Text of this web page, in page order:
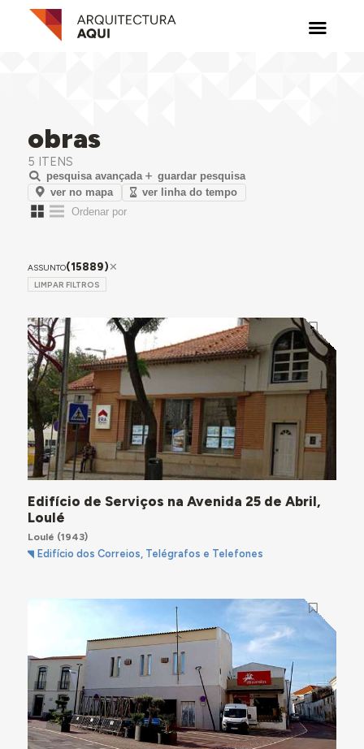
obras
5 ITENS
pesquisa avançada
guardar pesquisa
ver no mapa
ver linha do tempo
ASSUNTO(15889)
LIMPAR FILTROS
Edifício de Serviços na Avenida 25 de Abril,
Loulé
Loulé (1943)
Edifício dos Correios, Telégrafos e Telefones